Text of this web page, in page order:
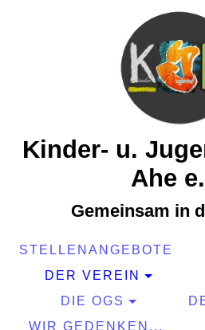
Kinder- u.
Ahe
Gemeinsam in
STELLENANGEBOTE
DER VEREIN
DIE OGS
WIR GEDENKEN...